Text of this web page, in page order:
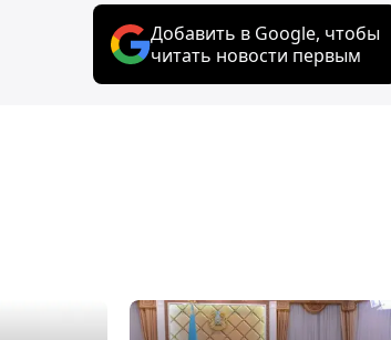
Добавить в Google, чтобы
читать новости первым